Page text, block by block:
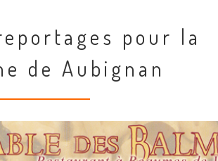
pour la
de Aubignan